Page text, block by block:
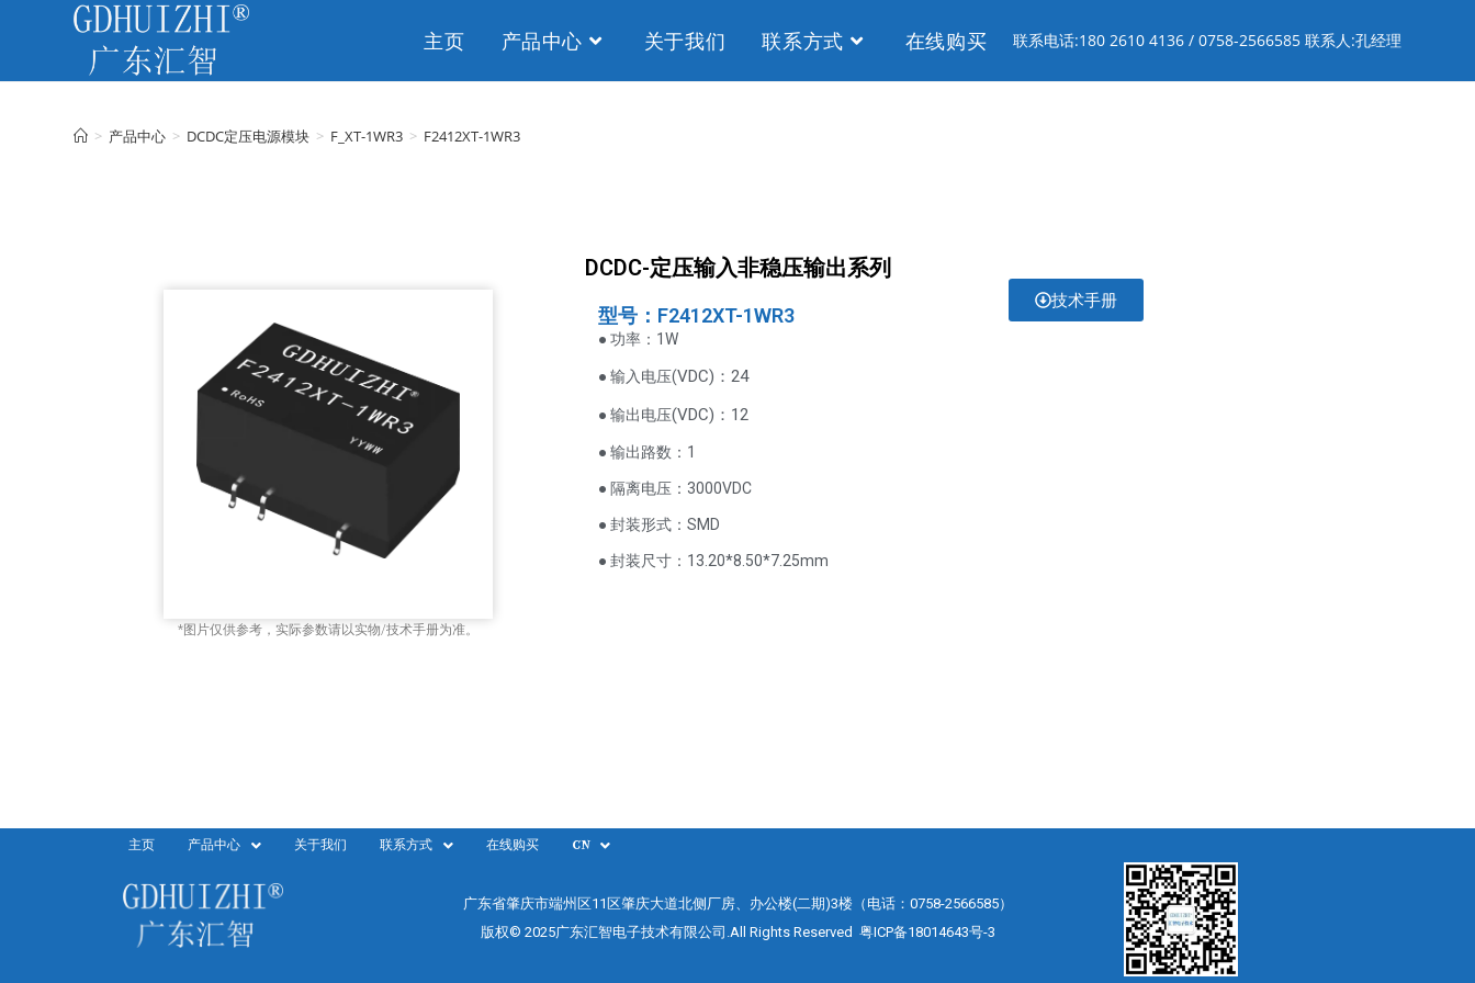
联系电话:180 2610 4136 / 0758-2566585 联系人:孔经理
主页 产品中心 关于我们 联系方式 在线购买
> 产品中心 > DCDC定压电源模块 > F_XT-1WR3 > F2412XT-1WR3
DCDC-定压输入非稳压输出系列
*图片仅供参考，实际参数请以实物/技术手册为准。
型号：F2412XT-1WR3
● 功率：1W
● 输入电压(VDC)：24
● 输出电压(VDC) ：12
● 输出路数：1
● 隔离电压：3000VDC
● 封装形式：SMD
● 封装尺寸：13.20*8.50*7.25mm
技术手册
主页 产品中心 关于我们 联系方式 在线购买 CN
广东省肇庆市端州区11区肇庆大道北侧厂房、办公楼(二期)3楼（电话：0758-2566585）
版权© 2025广东汇智电子技术有限公司.All Rights Reserved 粤ICP备18014643号-3